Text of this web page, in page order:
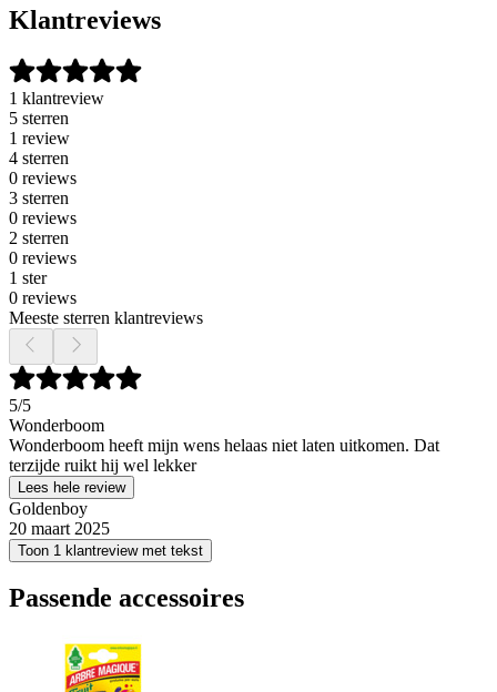
Klantreviews
1 klantreview
5 sterren
1 review
4 sterren
0 reviews
3 sterren
0 reviews
2 sterren
0 reviews
1 ster
0 reviews
Meeste sterren klantreviews
5/5
Wonderboom
Wonderboom heeft mijn wens helaas niet laten uitkomen. Dat
terzijde ruikt hij wel lekker
Lees hele review
Goldenboy
20 maart 2025
Toon 1 klantreview met tekst
Passende accessoires